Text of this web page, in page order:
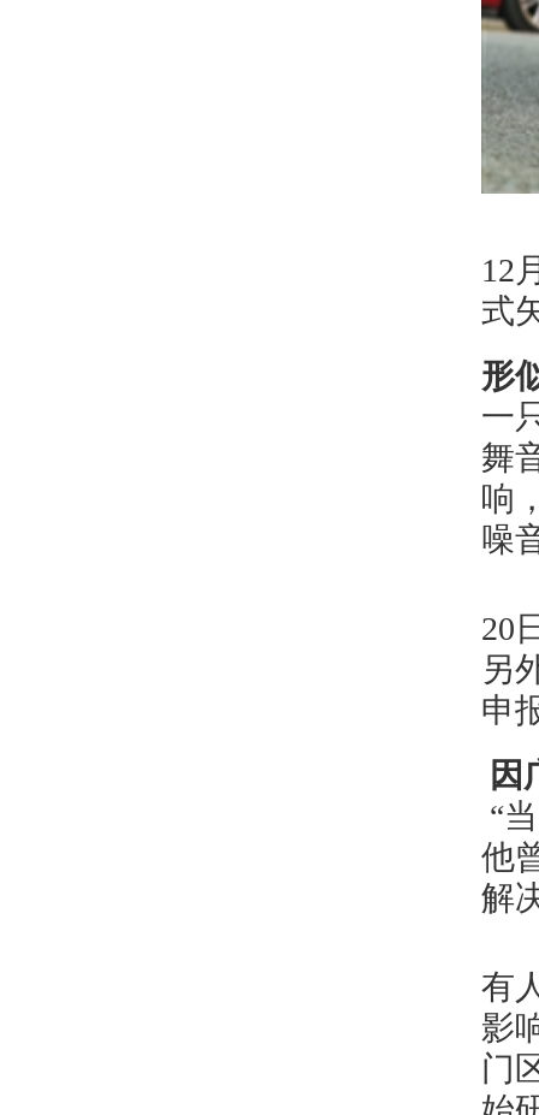
12
式
形
一
舞
响
噪
20
另
申
因
“
他
解
有
影
门